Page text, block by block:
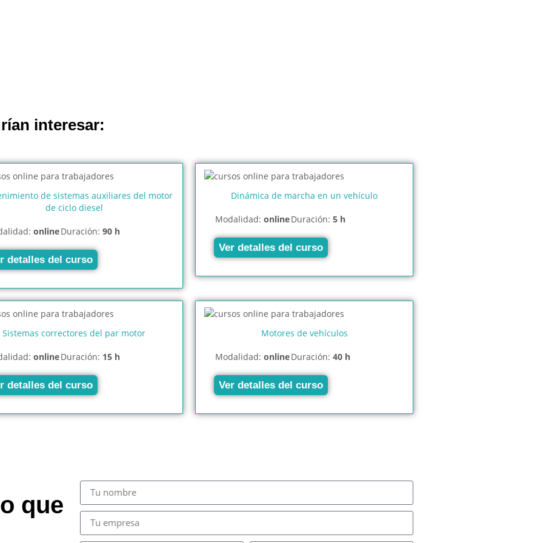
interesar:
de sistemas auxiliares del motor
de ciclo diesel
onlineDuración: 90 h
detalles del curso
Dinámica de marcha en un vehículo
Modalidad: onlineDuración: 5 h
Ver detalles del curso
Sistemas correctores del par motor
onlineDuración: 15 h
detalles del curso
Motores de vehículos
Modalidad: onlineDuración: 40 h
Ver detalles del curso
que